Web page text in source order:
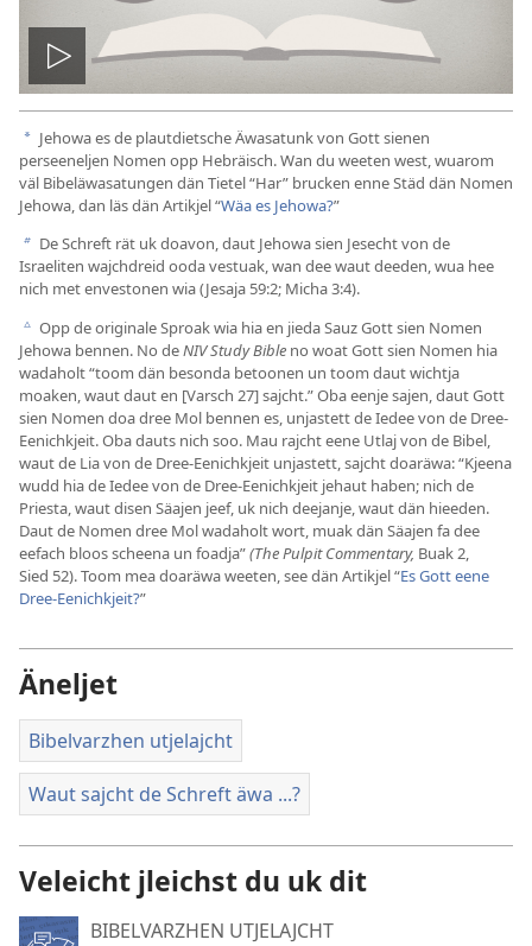
Video
spälen
a Jehowa es de plautdietsche Äwasatunk von Gott sienen
perseeneljen Nomen opp Hebräisch. Wan du weeten west, wuarom
väl Bibeläwasatungen dän Tietel “Har” brucken enne Städ dän Nomen
Jehowa, dan läs dän Artikjel “Wäa es Jehowa?”
b De Schreft rät uk doavon, daut Jehowa sien Jesecht von de
Israeliten wajchdreid ooda vestuak, wan dee waut deeden, wua hee
nich met envestonen wia (Jesaja 59:2; Micha 3:4).
c Opp de originale Sproak wia hia en jieda Sauz Gott sien Nomen
Jehowa bennen. No deNIV Study Bible no woat Gott sien Nomen hia
wadaholt “toom dän besonda betoonen un toom daut wichtja
moaken, waut daut en [Varsch 27] sajcht.” Oba eenje sajen, daut Gott
sien Nomen doa dree Mol bennen es, unjastett de Iedee von de Dree-
Eenichkjeit. Oba dauts nich soo. Mau rajcht eene Utlaj von de Bibel,
waut de Lia von de Dree-Eenichkjeit unjastett, sajcht doaräwa: “Kjeena
wudd hia de Iedee von de Dree-Eenichkjeit jehaut haben; nich de
Priesta, waut disen Säajen jeef, uk nich deejanje, waut dän hieeden.
Daut de Nomen dree Mol wadaholt wort, muak dän Säajen fa dee
eefach bloos scheena un foadja”(The Pulpit Commentary, Buak 2,
Sied 52). Toom mea doaräwa weeten, see dän Artikjel “Es Gott eene
Dree-Eenichkjeit?”
Äneljet
Bibelvarzhen utjelajcht
Waut sajcht de Schreft äwa ...?
Veleicht jleichst du uk dit
BIBELVARZHEN UTJELAJCHT